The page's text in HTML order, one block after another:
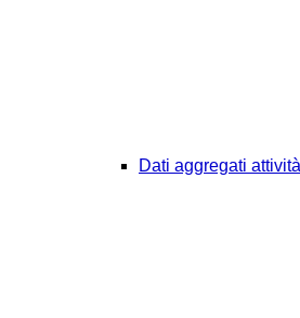
Dati aggregati